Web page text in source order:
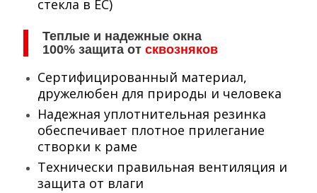
стекла в ЕС)
Теплые и надежные окна
100% защита от сквозняков
Сертифицированный материал,
дружелюбен для природы и человека
Надежная уплотнительная резинка
обеспечивает плотное прилегание
створки к раме
Технически правильная вентиляция и
защита от влаги